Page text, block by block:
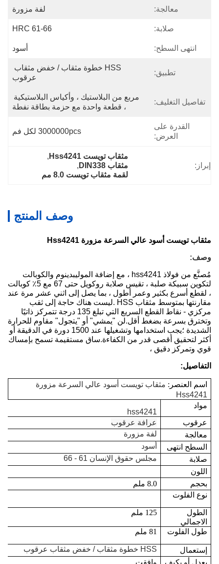
معالجة: لفة مزورة
صلابة: HRC 61-66
انتهى السطح: أسود
تطبيق:
HSS خطوة مثقاب / خفض مثقاب
عرقوب
تفاصيل التغليف:
مربع من البلاستيك ، وأكياس البلاستيكية
، قطعة واحدة مع حزمة بطاقة نفطة
القدرة على
العرض:
3000000pcs لكل فم
إبراز:
مثقاب تويست Hss4241
,
مثقاب DIN338
,
لقمة مثقاب تويست 8.0 مم
وصف المنتج
مثقاب تويست أسود عالي السرعة مزورة Hss4241
وصف:
مُصنَّع من فولاذ hss4241 ، مع إضافة الموليبدينوم والكوبالت
لتكوين سبيكة صلبة ، تقيس صلابة روكويل حتى 67 مع 5٪ كوبالت
، لقطع أسرع بكثير وعمر أطول ، بما يصل إلى اثني عشر مرة عند
مقارنتها بمتوسط ​​مثقاب HSS .ليست هناك حاجة إلى ثقب
مركزي - نقاط القطع السريع التي تبلغ 135 درجة تتمركز ذاتيًا
وتخترق بسرعة بضغط أقل.لن "يمشي" أو "يتجول" مقاوم للحرارة
الشديدة ؛يجب استخدامها وتشغيلها عند 1500 دورة في الدقيقة أو
أكثر لتحقيق أقصى قدر من الكفاءة.ساق مستقيمة تسمح بإمساك
قوي وتمركز دقيق ،
التفاصيل:
اسم العنصر: مثقاب تويست أسود عالي السرعة مزورة
Hss4241
مواد
hss4241
عرقوب
عرافة عرقوب
معالجة
لفة مزورة
السطح انتهى
أسود
صلابة
مجلس حقوق الإنسان 61 - 66
اللون
بحجم
8.0 ملم
نوع الفلوت
الطول
الاجمالي
125 ملم
طول الفلوت 81 ملم
إستعمال
HSS خطوة مثقاب / خفض مثقاب عرقوب
يعدل أو يكيف
وافقت